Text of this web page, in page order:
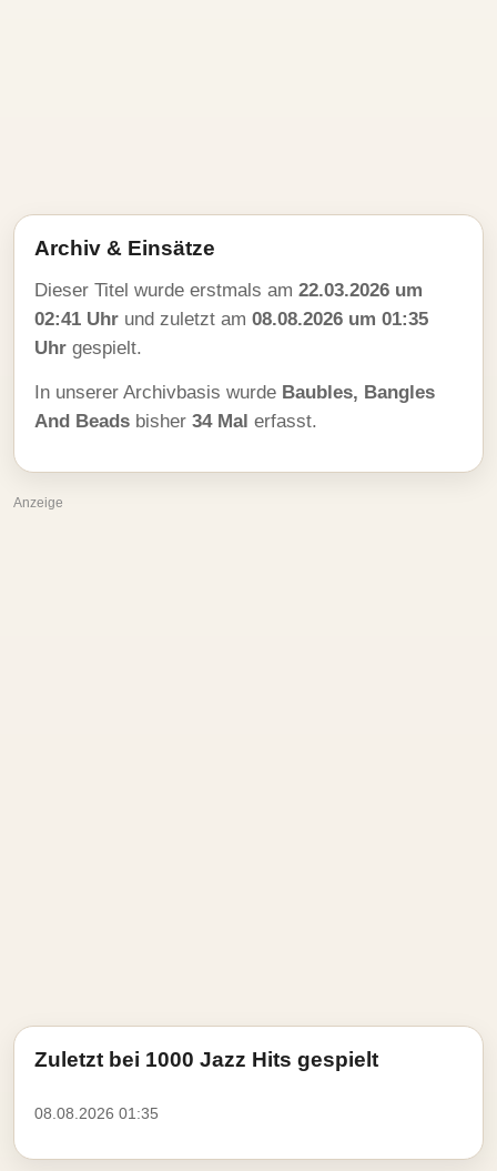
Archiv & Einsätze
Dieser Titel wurde erstmals am 22.03.2026 um
02:41 Uhr und zuletzt am 08.08.2026 um 01:35
Uhr gespielt.
In unserer Archivbasis wurde Baubles, Bangles
And Beads bisher 34 Mal erfasst.
Anzeige
Zuletzt bei 1000 Jazz Hits gespielt
08.08.2026 01:35